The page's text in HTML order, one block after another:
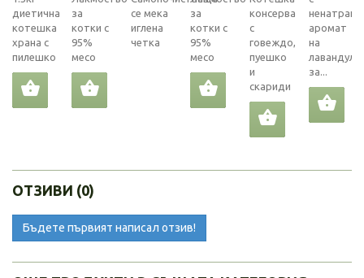
диетична
котешка
храна с
пилешко
за
котки с
95%
месо
се мека
иглена
четка
за
котки с
95%
месо
консерва
с
говеждо,
пуешко
и
скариди
аромат
на
лавандула
за...
ОТЗИВИ (0)
Бъдете първият написал отзив!